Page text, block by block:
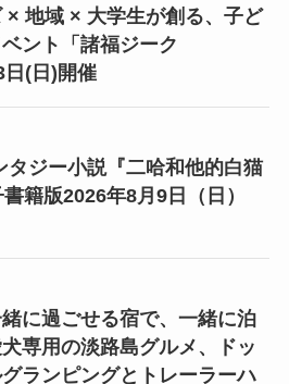
× 地域 × 大学生が創る、子ど
ント「諸福ジーク
(日)開催
タジー小説『二哈和他的白猫
籍版2026年8月9日（日）
緒に過ごせる宿で、一緒に泊
専用の淡路島グルメ、ドッ
ランピングとトレーラーハ